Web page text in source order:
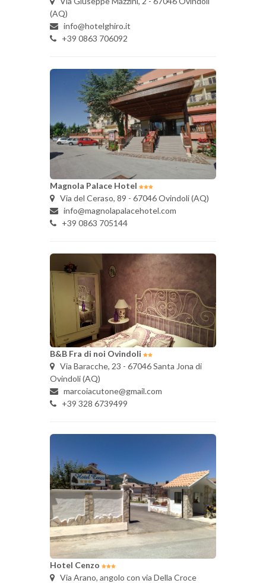
(AQ)
info@hotelghiro.it
+39 0863 706092
Magnola Palace Hotel
Via del Ceraso, 89 - 67046 Ovindoli (AQ)
info@magnolapalacehotel.com
+39 0863 705144
B&B Fra di noi Ovindoli
Via Baracche, 23 - 67046 Santa Jona di
Ovindoli (AQ)
marcoiacutone@gmail.com
+39 328 6739499
Hotel Cenzo
Via Arano, angolo con via Della Croce